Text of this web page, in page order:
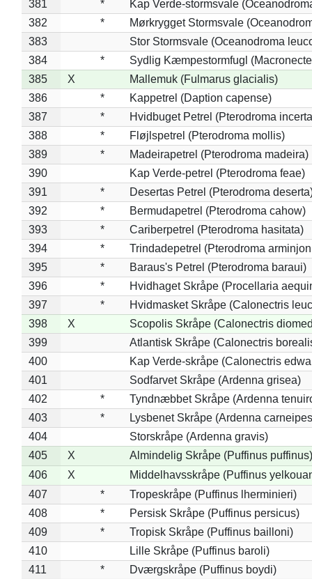
381
*
Kap Verde-stormsvale
382
*
Mørkrygget Stormsvale
383
Stor Stormsvale (Oceanodroma
384
*
Sydlig Kæmpestormfugl
385
X
Mallemuk (Fulmarus glacialis)
386
*
Kappetrel (Daption capense)
387
*
Hvidbuget Petrel (Pterodroma
388
*
Fløjlspetrel (Pterodroma mollis)
389
*
Madeirapetrel (Pterodroma madeira)
390
Kap Verde-petrel (Pterodroma feae)
391
*
Desertas Petrel (Pterodroma
392
*
Bermudapetrel (Pterodroma cahow)
393
*
Cariberpetrel (Pterodroma hasitata)
394
*
Trindadepetrel (Pterodroma
395
*
Baraus's Petrel (Pterodroma baraui)
396
*
Hvidhaget Skråpe (Procellaria
397
*
Hvidmasket Skråpe (Calonectris
398
X
Scopolis Skråpe (Calonectris
399
Atlantisk Skråpe (Calonectris
400
Kap Verde-skråpe (Calonectris
401
Sodfarvet Skråpe (Ardenna grisea)
402
*
Tyndnæbbet Skråpe (Ardenna
403
*
Lysbenet Skråpe (Ardenna
404
Storskråpe (Ardenna gravis)
405
X
Almindelig Skråpe (Puffinus puffinus)
406
X
Middelhavsskråpe (Puffinus
407
*
Tropeskråpe (Puffinus lherminieri)
408
*
Persisk Skråpe (Puffinus persicus)
409
*
Tropisk Skråpe (Puffinus bailloni)
410
Lille Skråpe (Puffinus baroli)
411
*
Dværgskråpe (Puffinus boydi)